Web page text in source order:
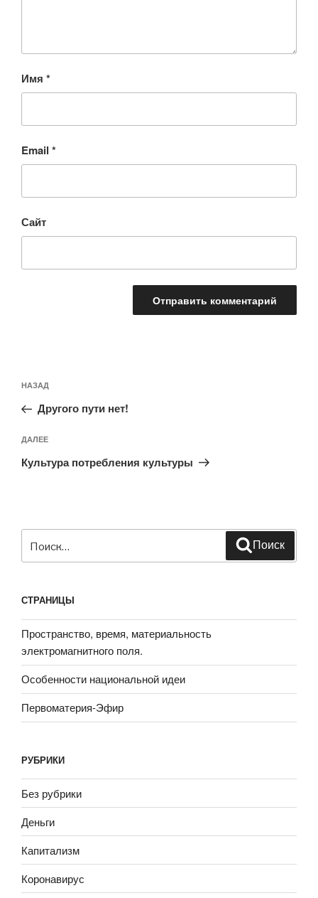
Имя *
Email *
Сайт
по
записям
Предыдущая
запись:
НАЗАД
Другого пути нет!
Следующая
запись
ДАЛЕЕ
Культура потребления культуры
Поиск
СТРАНИЦЫ
Пространство, время, материальность
электромагнитного поля.
Особенности национальной идеи
Первоматерия-Эфир
РУБРИКИ
Без рубрики
Деньги
Капитализм
Коронавирус